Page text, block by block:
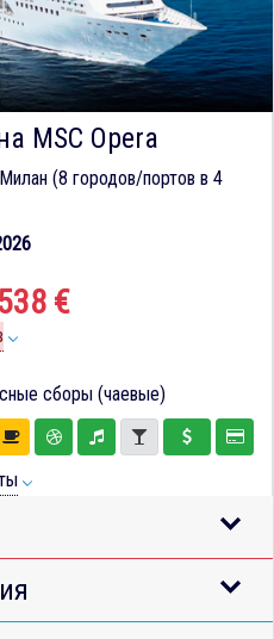
MSC Opera
(8 городов/портов в 4
€
сборы (чаевые)